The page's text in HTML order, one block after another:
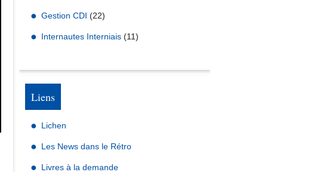
Gestion CDI (22)
Internautes Interniais (11)
Liens
Lichen
Les News dans le Rétro
Livres à la demande